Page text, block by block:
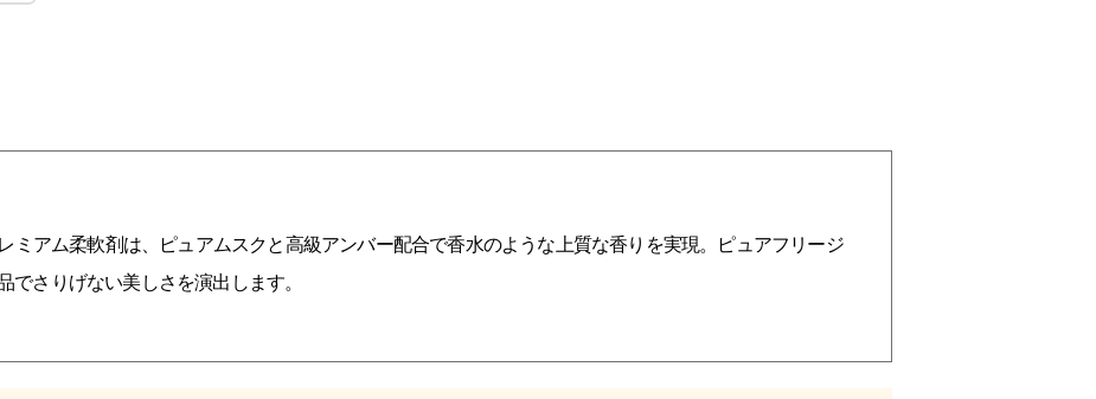
ミアム柔軟剤は、ピュアムスクと高級アンバー配合で香水のような上質な香りを実現。ピュアフリージ
でさりげない美しさを演出します。